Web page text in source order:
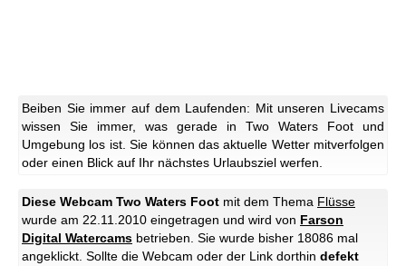
Beiben Sie immer auf dem Laufenden: Mit unseren Livecams
wissen Sie immer, was gerade in Two Waters Foot und
Umgebung los ist. Sie können das aktuelle Wetter mitverfolgen
oder einen Blick auf Ihr nächstes Urlaubsziel werfen.
Diese Webcam Two Waters Foot mit dem Thema Flüsse
wurde am 22.11.2010 eingetragen und wird von Farson
Digital Watercams betrieben. Sie wurde bisher 18086 mal
angeklickt. Sollte die Webcam oder der Link dorthin defekt